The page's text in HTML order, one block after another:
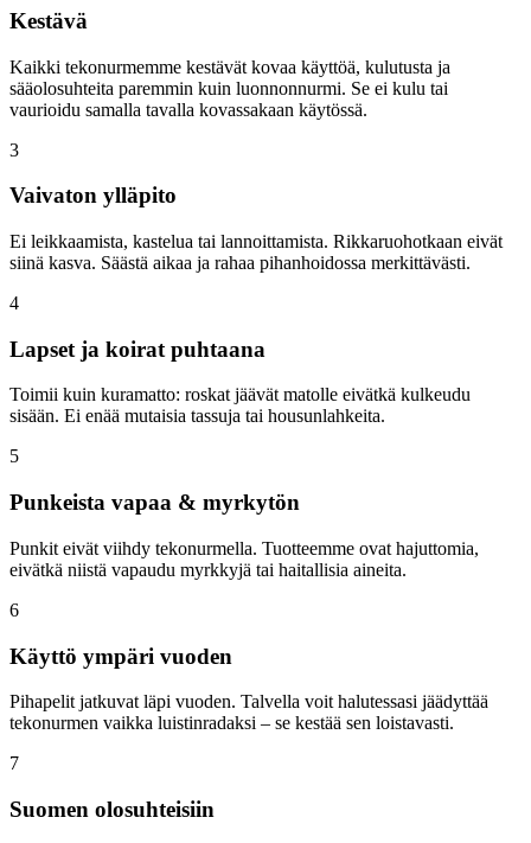
Kestävä
Kaikki tekonurmemme kestävät kovaa käyttöä, kulutusta ja
sääolosuhteita paremmin kuin luonnonnurmi. Se ei kulu tai
vaurioidu samalla tavalla kovassakaan käytössä.
3
Vaivaton ylläpito
Ei leikkaamista, kastelua tai lannoittamista. Rikkaruohotkaan eivät
siinä kasva. Säästä aikaa ja rahaa pihanhoidossa merkittävästi.
4
Lapset ja koirat puhtaana
Toimii kuin kuramatto: roskat jäävät matolle eivätkä kulkeudu
sisään. Ei enää mutaisia tassuja tai housunlahkeita.
5
Punkeista vapaa & myrkytön
Punkit eivät viihdy tekonurmella. Tuotteemme ovat hajuttomia,
eivätkä niistä vapaudu myrkkyjä tai haitallisia aineita.
6
Käyttö ympäri vuoden
Pihapelit jatkuvat läpi vuoden. Talvella voit halutessasi jäädyttää
tekonurmen vaikka luistinradaksi – se kestää sen loistavasti.
7
Suomen olosuhteisiin